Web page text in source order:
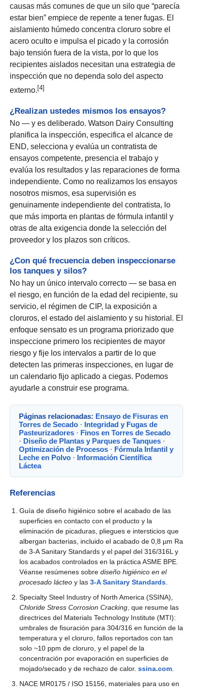
causas más comunes de que un silo que “parecía
estar bien” empiece de repente a tener fugas. El
aislamiento húmedo concentra cloruro sobre el
acero oculto e impulsa el picado y la corrosión
bajo tensión fuera de la vista, por lo que los
recipientes aislados necesitan una estrategia de
inspección que no dependa solo del aspecto
externo.[4]
¿Realizan ustedes mismos los ensayos?
No — y es deliberado. Watson Dairy Consulting
planifica la inspección, especifica el alcance de
END, selecciona y evalúa un contratista de
ensayos competente, presencia el trabajo y
evalúa los resultados y las reparaciones de forma
independiente. Como no realizamos los ensayos
nosotros mismos, esa supervisión es
genuinamente independiente del contratista, lo
que más importa en plantas de fórmula infantil y
otras de alta exigencia donde la selección del
proveedor y los plazos son críticos.
¿Con qué frecuencia deben inspeccionarse
los tanques y silos?
No hay un único intervalo correcto — se basa en
el riesgo, en función de la edad del recipiente, su
servicio, el régimen de CIP, la exposición a
cloruros, el estado del aislamiento y su historial. El
enfoque sensato es un programa priorizado que
inspeccione primero los recipientes de mayor
riesgo y fije los intervalos a partir de lo que
detecten las primeras inspecciones, en lugar de
un calendario fijo aplicado a ciegas. Podemos
ayudarle a construir ese programa.
Páginas relacionadas: Ensayo de Fisuras en
Torres de Secado · Integridad y Fugas de
Pasteurizadores · Finos en Torres de Secado
· Diseño de Plantas y Parques de Tanques ·
Optimización de Procesos · Fórmula Infantil y
Leche en Polvo · Información Científica
Láctea
Referencias
Guía de diseño higiénico sobre el acabado de las
superficies en contacto con el producto y la
eliminación de picaduras, pliegues e intersticios que
albergan bacterias, incluido el acabado de 0,8 µm Ra
de 3-A Sanitary Standards y el papel del 316/316L y
los acabados controlados en la práctica ASME BPE.
Véanse resúmenes sobre diseño higiénico en el
procesado lácteo y las 3-A Sanitary Standards
Specialty Steel Industry of North America (SSINA),
Chloride Stress Corrosion Cracking , que resume las
directrices del Materials Technology Institute (MTI):
umbrales de fisuración para 304/316 en función de la
temperatura y el cloruro, fallos reportados con tan
solo ~10 ppm de cloruro, y el papel de la
concentración por evaporación en superficies de
mojado/secado y de rechazo de calor. ssina.com
NACE MR0175 / ISO 15156, materiales para uso en